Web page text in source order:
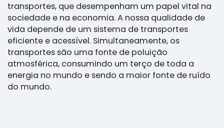
transportes, que desempenham um papel vital na
sociedade e na economia. A nossa qualidade de
vida depende de um sistema de transportes
eficiente e acessível. Simultaneamente, os
transportes são uma fonte de poluição
atmosférica, consumindo um terço de toda a
energia no mundo e sendo a maior fonte de ruído
do mundo.